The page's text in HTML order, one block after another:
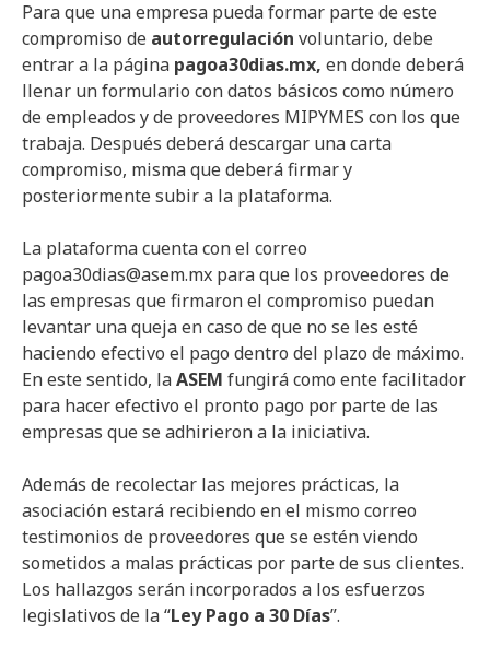
Para que una empresa pueda formar parte de este
compromiso de autorregulación voluntario, debe
entrar a la página pagoa30dias.mx, en donde deberá
llenar un formulario con datos básicos como número
de empleados y de proveedores MIPYMES con los que
trabaja. Después deberá descargar una carta
compromiso, misma que deberá firmar y
posteriormente subir a la plataforma.
La plataforma cuenta con el correo
pagoa30dias@asem.mx para que los proveedores de
las empresas que firmaron el compromiso puedan
levantar una queja en caso de que no se les esté
haciendo efectivo el pago dentro del plazo de máximo.
En este sentido, laASEM fungirá como ente facilitador
para hacer efectivo el pronto pago por parte de las
empresas que se adhirieron a la iniciativa.
Además de recolectar las mejores prácticas, la
asociación estará recibiendo en el mismo correo
testimonios de proveedores que se estén viendo
sometidos a malas prácticas por parte de sus clientes.
Los hallazgos serán incorporados a los esfuerzos
legislativos de la “Ley Pago a 30 Días”.